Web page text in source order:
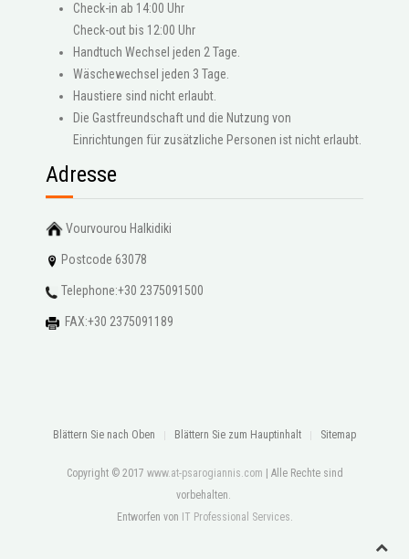
Check-in ab 14:00 Uhr
Check-out bis 12:00 Uhr
Handtuch Wechsel jeden 2 Tage.
Wäschewechsel jeden 3 Tage.
Haustiere sind nicht erlaubt.
Die Gastfreundschaft und die Nutzung von
Einrichtungen für zusätzliche Personen ist nicht erlaubt.
Adresse
Vourvourou Halkidiki
Postcode 63078
Telephone:+30 2375091500
FAX:+30 2375091189
Blättern Sie nach Oben Blättern Sie zum Hauptinhalt Sitemap
Copyright © 2017 www.at-psarogiannis.com | Alle Rechte sind
vorbehalten.
Entworfen von IT Professional Services.